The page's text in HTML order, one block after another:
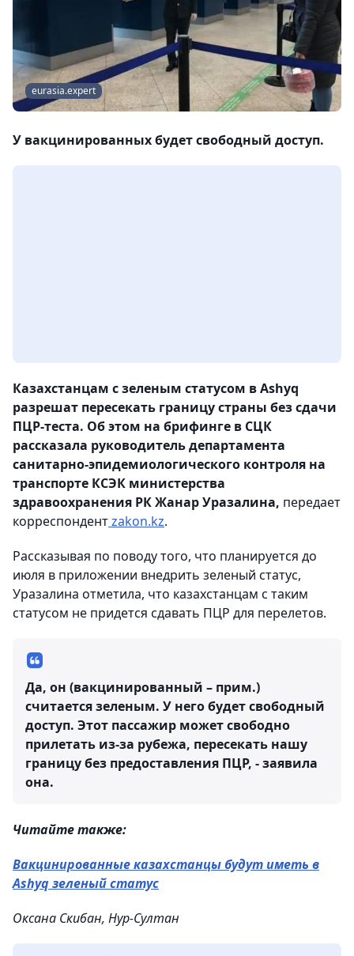
eurasia.expert
У вакцинированных будет свободный доступ.
Казахстанцам с зеленым статусом в Ashyq
разрешат пересекать границу страны без сдачи
ПЦР-теста. Об этом на брифинге в СЦК
рассказала руководитель департамента
санитарно-эпидемиологического контроля на
транспорте КСЭК министерства
здравоохранения РК Жанар Уразалина, передает
корреспондентzakon.kz.
Рассказывая по поводу того, что планируется до
июля в приложении внедрить зеленый статус,
Уразалина отметила, что казахстанцам с таким
статусом не придется сдавать ПЦР для перелетов.
Да, он (вакцинированный – прим.)
считается зеленым. У него будет свободный
доступ. Этот пассажир может свободно
прилетать из-за рубежа, пересекать нашу
границу без предоставления ПЦР, - заявила
она.
Читайте также:
Вакцинированные казахстанцы будут иметь в
Ashyq зеленый статус
Оксана Скибан, Нур-Султан